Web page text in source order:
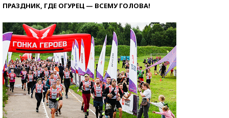
ПРАЗДНИК, ГДЕ ОГУРЕЦ — ВСЕМУ ГОЛОВА!